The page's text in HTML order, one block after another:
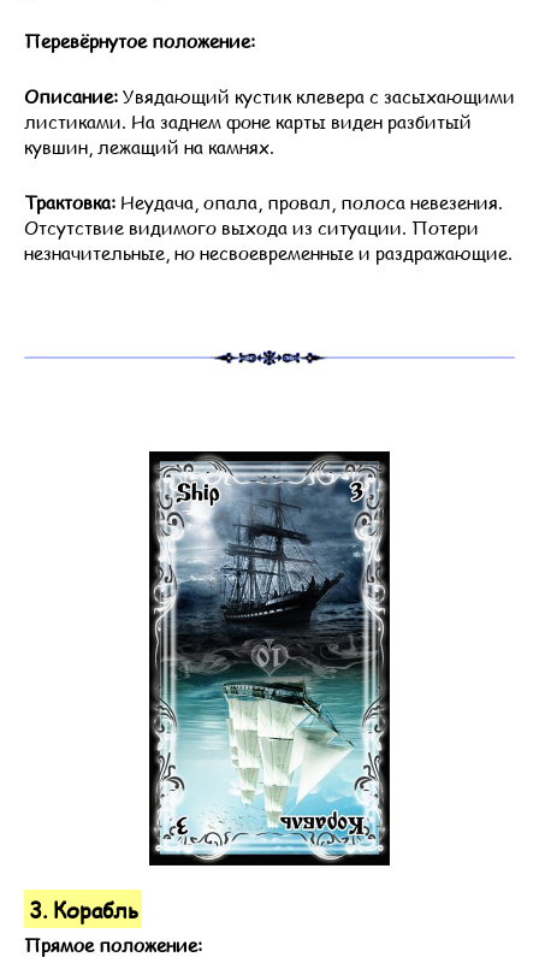
Перевёрнутое положение:
Описание:Увядающий кустик клевера с засыхающими
листиками. На заднем фоне карты виден разбитый
кувшин, лежащий на камнях.
Трактовка: Неудача, опала, провал, полоса невезения.
Отсутствие видимого выхода из ситуации. Потери
незначительные, но несвоевременные и раздражающие.
3. Корабль
Прямое положение: